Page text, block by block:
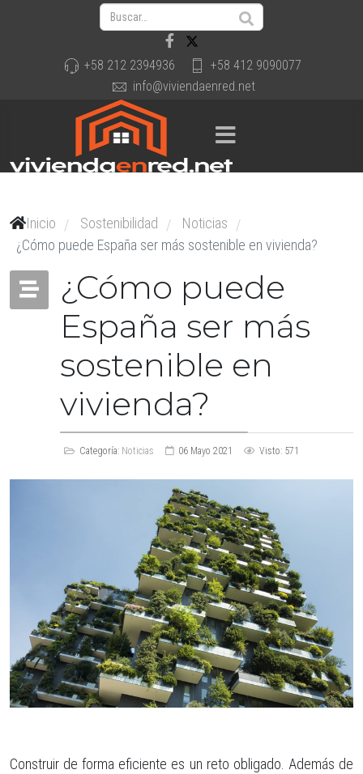
+58 212 2394936
+58 412 9090077
info@viviendaenred.net
Inicio / Sostenibilidad / Noticias /
¿Cómo puede España ser más sostenible en vivienda?
¿Cómo puede
España ser más
sostenible en
vivienda?
Categoría: Noticias 06 Mayo 2021 Visto: 571
Construir de forma eficiente es un reto obligado. Además de